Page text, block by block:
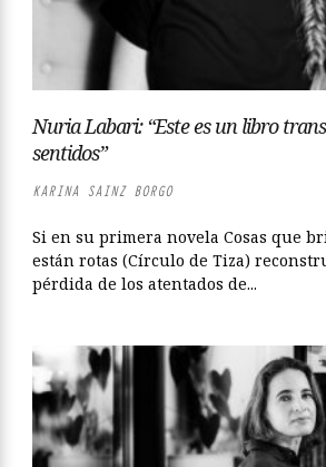
Nuria Labari: “Este es un libro
sentidos”
KARINA SAINZ BORGO
Si en su primera novela Cosas que
están rotas (Círculo de Tiza)
pérdida de los atentados de...